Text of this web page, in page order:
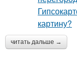
читать дальше →